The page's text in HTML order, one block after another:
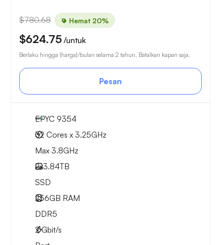
$780.68 Hemat 20%
$624.75 /untuk
Berlaku hingga {harga}/bulan selama 2 tahun. Batalkan kapan saja.
Pesan
EPYC 9354
32 Cores x 3.25GHz
Max 3.8GHz
2x3.84TB
SSD
256GB RAM
DDR5
2Gbit/s